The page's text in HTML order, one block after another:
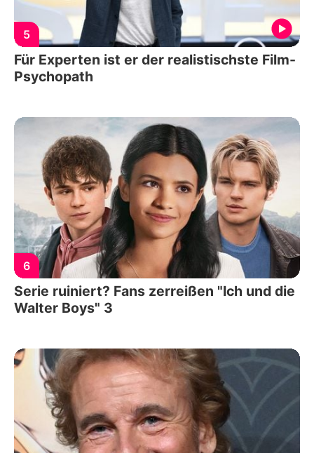
5
Für Experten ist er der realistischste Film-
Psychopath
6
Serie ruiniert? Fans zerreißen "Ich und die
Walter Boys" 3